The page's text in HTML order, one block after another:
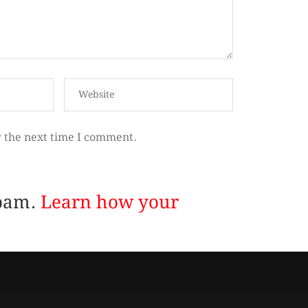
next time I comment.
Learn how your